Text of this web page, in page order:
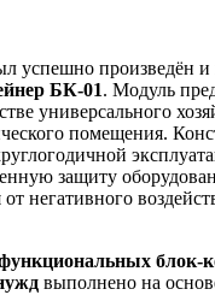
успешно произведён и
БК-01. Модуль
универсального
помещения.
защиту
негативного
блок-
выполнено на